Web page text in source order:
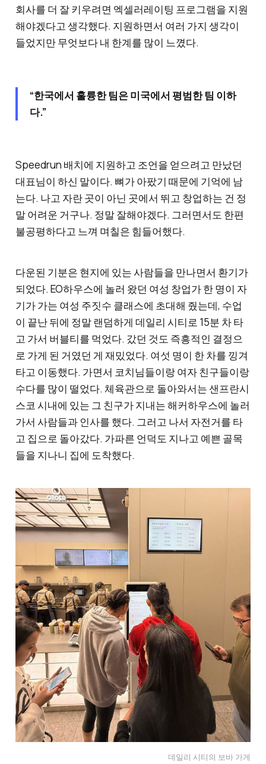
회사를 더 잘 키우려면 엑셀러레이팅 프로그램을 지원
해야겠다고 생각했다. 지원하면서 여러 가지 생각이
들었지만 무엇보다 내 한계를 많이 느꼈다.
“한국에서 훌륭한 팀은 미국에서 평범한 팀 이하
다.”
Speedrun 배치에 지원하고 조언을 얻으려고 만났던
대표님이 하신 말이다. 뼈가 아팠기 때문에 기억에 남
는다. 나고 자란 곳이 아닌 곳에서 뛰고 창업하는 건 정
말 어려운 거구나. 정말 잘해야겠다. 그러면서도 한편
불공평하다고 느껴 며칠은 힘들어했다.
다운된 기분은 현지에 있는 사람들을 만나면서 환기가
되었다. EO하우스에 놀러 왔던 여성 창업가 한 명이 자
기가 가는 여성 주짓수 클래스에 초대해 줬는데, 수업
이 끝난 뒤에 정말 랜덤하게 데일리 시티로 15분 차 타
고 가서 버블티를 먹었다. 갔던 것도 즉흥적인 결정으
로 가게 된 거였던 게 재밌었다. 여섯 명이 한 차를 낑겨
타고 이동했다. 가면서 코치님들이랑 여자 친구들이랑
수다를 많이 떨었다. 체육관으로 돌아와서는 샌프란시
스코 시내에 있는 그 친구가 지내는 해커하우스에 놀러
가서 사람들과 인사를 했다. 그러고 나서 자전거를 타
고 집으로 돌아갔다. 가파른 언덕도 지나고 예쁜 골목
들을 지나니 집에 도착했다.
데일리 시티의 보바 가게